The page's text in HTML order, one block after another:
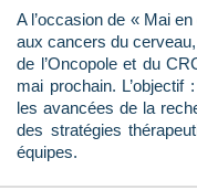
A l’occasion de « Mai
aux cancers du
de l’Oncopole et du
mai prochain.
les avancées de la
des stratégies
équipes.